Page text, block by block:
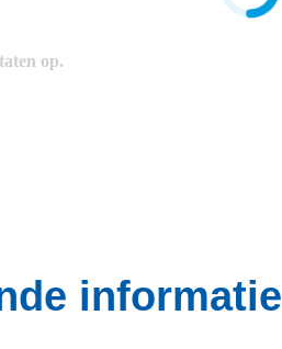
informatie